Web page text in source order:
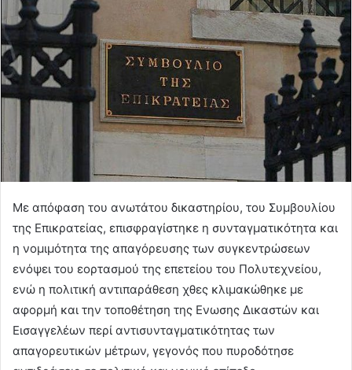
Με απόφαση του ανωτάτου δικαστηρίου, του Συμβουλίου
της Επικρατείας, επισφραγίστηκε η συνταγματικότητα και
η νομιμότητα της απαγόρευσης των συγκεντρώσεων
ενόψει του εορτασμού της επετείου του Πολυτεχνείου,
ενώ η πολιτική αντιπαράθεση χθες κλιμακώθηκε με
αφορμή και την τοποθέτηση της Ενωσης Δικαστών και
Εισαγγελέων περί αντισυνταγματικότητας των
απαγορευτικών μέτρων, γεγονός που πυροδότησε